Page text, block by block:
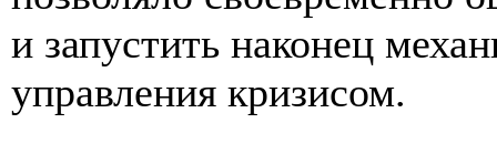
и запустить наконец
управления кризисом.